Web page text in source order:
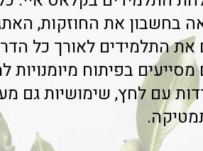
בחשבון את החוזקות,
את התלמידים לאורך כל
בפיתוח מיומנויות
עם לחץ, שימושיות גם